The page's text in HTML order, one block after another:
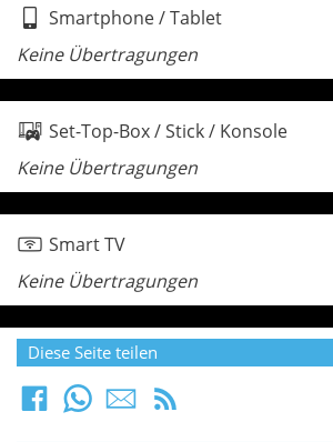
Smartphone / Tablet
Keine Übertragungen
Set-Top-Box / Stick / Konsole
Keine Übertragungen
Smart TV
Keine Übertragungen
Diese Seite teilen